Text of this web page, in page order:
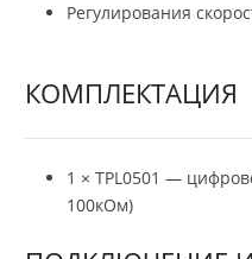
Регулирования
КОМПЛЕКТАЦИЯ
1 × TPL0501 —
100кОм)